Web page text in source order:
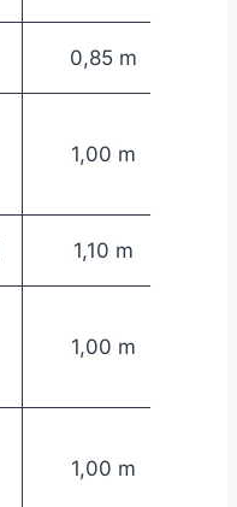
0,85 m
1,00 m
1,10 m
1,00 m
1,00 m